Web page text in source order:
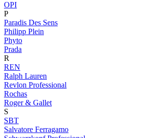
OPI
P
Paradis Des Sens
Philipp Plein
Phyto
Prada
R
REN
Ralph Lauren
Revlon Professional
Rochas
Roger & Gallet
S
SBT
Salvatore Ferragamo